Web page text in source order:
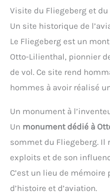
Visite du Fliegeberg et
Un site historique de
Le Fliegeberg est un
Otto-Lilienthal, pionnier
de vol. Ce site rend
hommes à avoir réalisé
Un monument à
Un monument dédié à
sommet du Fliegeberg. Il
exploits et de son
C’est un lieu de
d’histoire et d’aviation.